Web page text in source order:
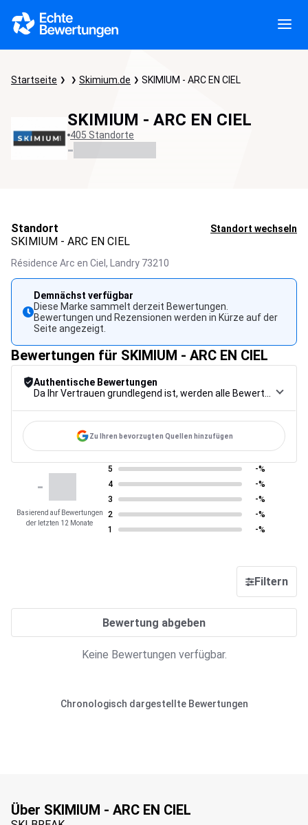
Startseite Skimium.de SKIMIUM - ARC EN CIEL
SKIMIUM - ARC EN CIEL
405 Standorte
-
Standort Standort wechseln
SKIMIUM - ARC EN CIEL
Résidence Arc en Ciel, Landry 73210
Demnächst verfügbar
Diese Marke sammelt derzeit Bewertungen.
Bewertungen und Rezensionen werden in Kürze auf der
Seite angezeigt.
Bewertungen für SKIMIUM - ARC EN CIEL
Authentische Bewertungen
Zu Ihren bevorzugten Quellen hinzufügen
-
Basierend auf Bewertungen
der letzten 12 Monate
5
-%
4
-%
3
-%
2
-%
1
-%
Filtern
Bewertung abgeben
Keine Bewertungen verfügbar.
Chronologisch dargestellte Bewertungen
Über SKIMIUM - ARC EN CIEL